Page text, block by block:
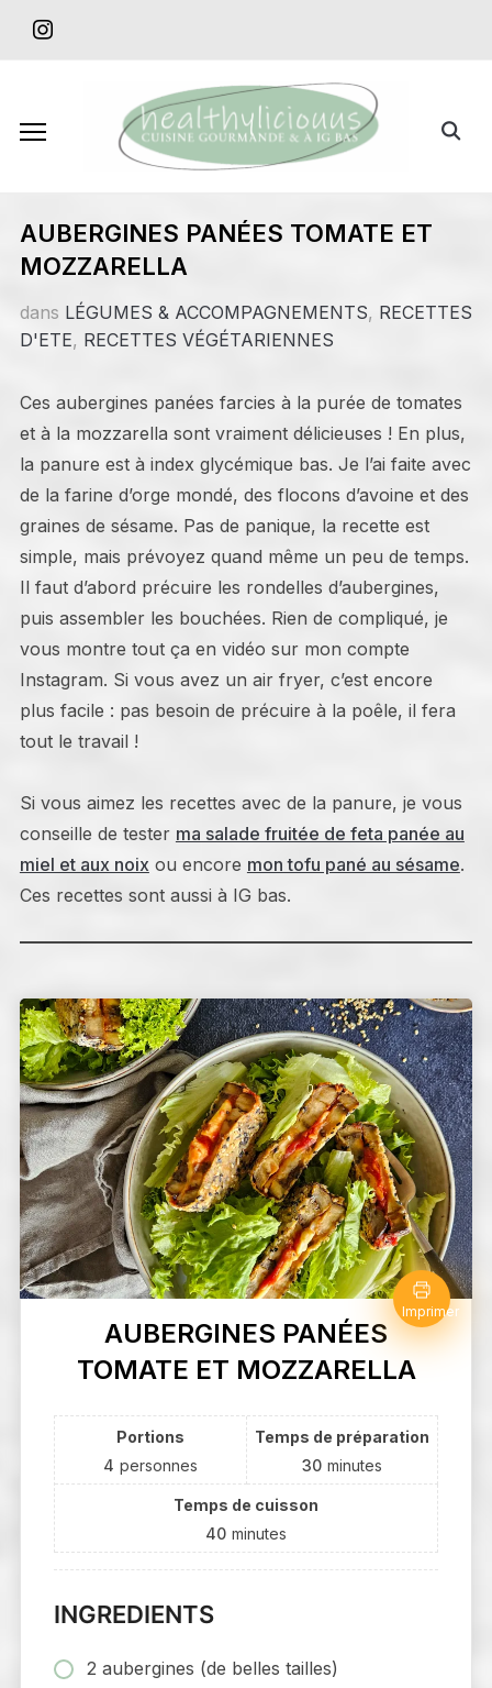
instagram
Search
AUBERGINES PANÉES TOMATE ET
MOZZARELLA
dans LÉGUMES & ACCOMPAGNEMENTS, RECETTES
D'ETE, RECETTES VÉGÉTARIENNES
Ces aubergines panées farcies à la purée de tomates
et à la mozzarella sont vraiment délicieuses ! En plus,
la panure est à index glycémique bas. Je l’ai faite avec
de la farine d’orge mondé, des flocons d’avoine et des
graines de sésame. Pas de panique, la recette est
simple, mais prévoyez quand même un peu de temps.
Il faut d’abord précuire les rondelles d’aubergines,
puis assembler les bouchées. Rien de compliqué, je
vous montre tout ça en vidéo sur mon compte
Instagram. Si vous avez un air fryer, c’est encore
plus facile : pas besoin de précuire à la poêle, il fera
tout le travail !
Si vous aimez les recettes avec de la panure, je vous
conseille de tester ma salade fruitée de feta panée au
miel et aux noixou encore mon tofu pané au sésame.
Ces recettes sont aussi à IG bas.
Imprimer
AUBERGINES PANÉES
TOMATE ET MOZZARELLA
Portions
4 personnes
Temps de préparation
30 minutes
Temps de cuisson
40 minutes
INGREDIENTS
2 aubergines (de belles tailles)